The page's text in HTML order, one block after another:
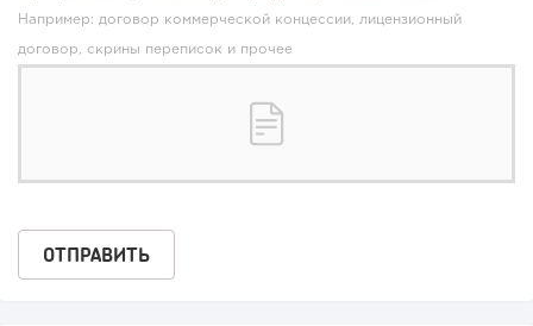
Например: договор коммерческой концессии, лицензионный
договор, скрины переписок и прочее